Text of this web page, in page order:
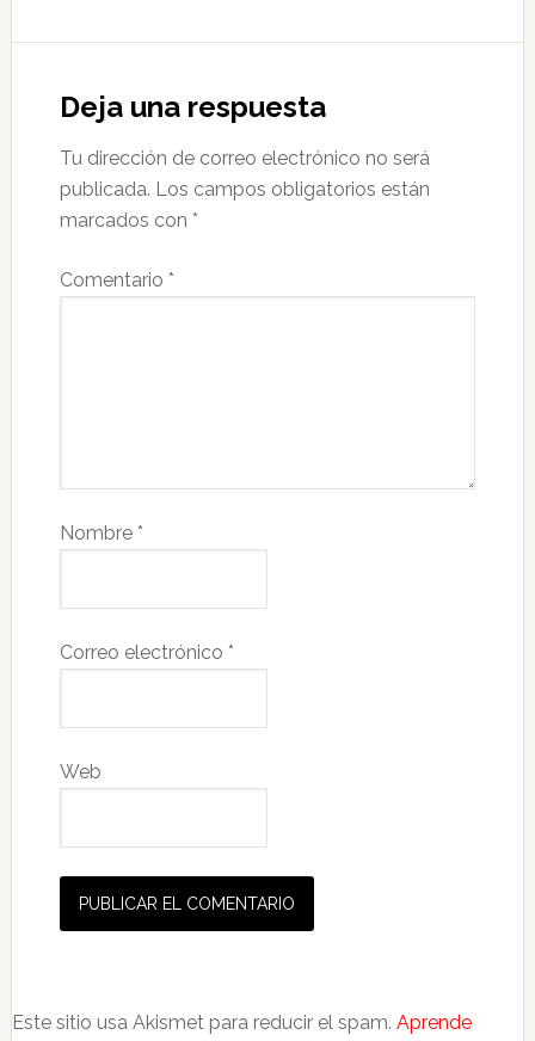
Deja una respuesta
Tu dirección de correo electrónico no será
publicada. Los campos obligatorios están
marcados con *
Comentario *
Nombre *
Correo electrónico *
Web
Este sitio usa Akismet para reducir el spam. Aprende